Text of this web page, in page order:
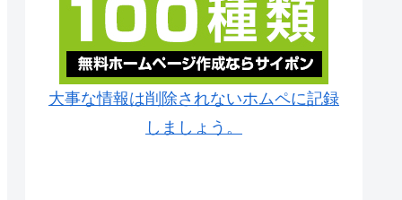
大事な情報は削除されないホムペに記録
しましょう。